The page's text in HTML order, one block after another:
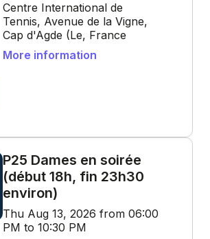
Centre International de
Tennis, Avenue de la Vigne,
Cap d'Agde (Le, France
More information
P25 Dames en soirée
(début 18h, fin 23h30
environ)
Thu Aug 13, 2026 from 06:00
PM to 10:30 PM